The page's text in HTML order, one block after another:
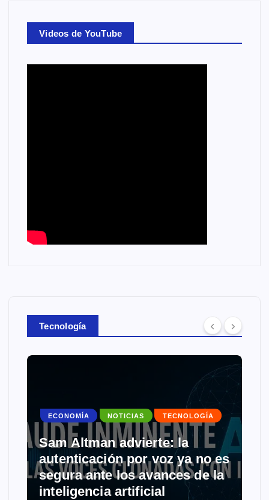
Videos de YouTube
Tecnología
ECONOMÍA NOTICIAS TECNOLOGÍA
Sam Altman advierte: la
autenticación por voz ya no es
segura ante los avances de la
inteligencia artificial